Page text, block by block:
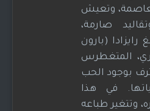
وتعيش
صارمة،
رايزادا (بارون
المتغطرس
بوجود الحب
في هذا
وتتغير طباعه